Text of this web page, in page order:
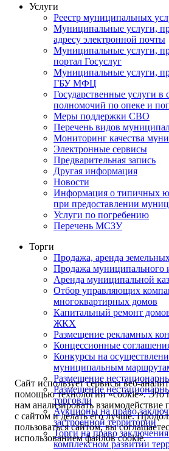
Услуги
Реестр муниципальных
Муниципальные услуги,
адресу электронной почты
Муниципальные услуги,
портал Госуслуг
Муниципальные услуги,
ГБУ МФЦ
Государственные услуги в
полномочий по опеке и
Меры поддержки СВО
Перечень видов
Мониторинг качества
Электронные сервисы
Предварительная запись
Другая информация
Новости
Информация о типичных
при предоставлении
Услуги по погребению
Перечень МСЗУ
Торги
Продажа, аренда
Продажа муниципального
Аренда муниципальной
Отбор управляющих
многоквартирных домов
Капитальный ремонт
ЖКХ
Размещение рекламных
Концессионные
Конкурсы на
муниципальным
Размещение
Размещение
торговли
Аукционы на право
застроенной территории
Торги на право
комплексном развитии
Сайт использует сервисы веб-
помощью технологии «cookie». Это
нам анализировать взаимодействие
с сайтом и делать его лучше.
пользоваться сайтом, вы
использованием файлов cookie.